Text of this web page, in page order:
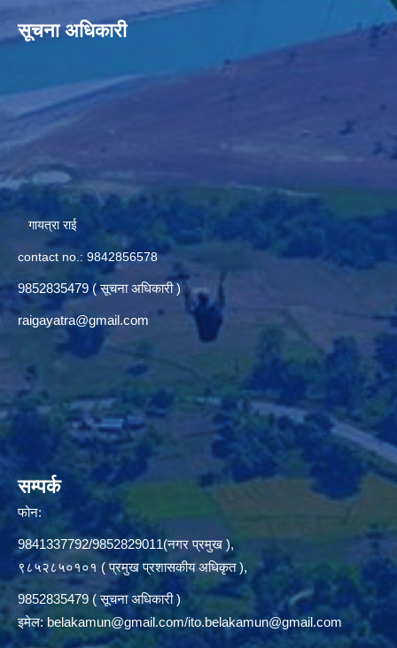
सूचना अधिकारी
गायत्रा राई
contact no.: 9842856578
9852835479 ( सूचना अधिकारी )
raigayatra@gmail.com
सम्पर्क
फोन:
9841337792/9852829011(नगर प्रमुख ),
९८५२८५०१०१ ( प्रमुख प्रशासकीय अधिकृत ),
9852835479 ( सूचना अधिकारी )
इमेल:belakamun@gmail.com/ito.belakamun@gmail.com